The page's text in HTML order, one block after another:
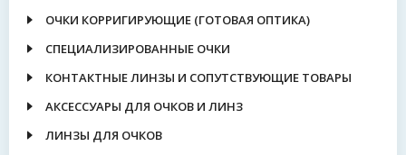
ОЧКИ КОРРИГИРУЮЩИЕ (ГОТОВАЯ ОПТИКА)
СПЕЦИАЛИЗИРОВАННЫЕ ОЧКИ
КОНТАКТНЫЕ ЛИНЗЫ И СОПУТСТВУЮЩИЕ ТОВАРЫ
АКСЕССУАРЫ ДЛЯ ОЧКОВ И ЛИНЗ
ЛИНЗЫ ДЛЯ ОЧКОВ